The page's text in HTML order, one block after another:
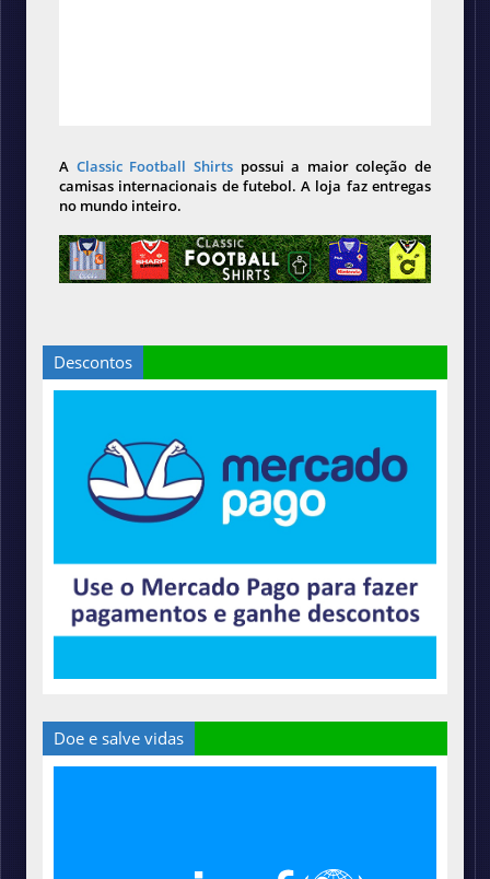
A Classic Football Shirts possui a maior coleção de
camisas internacionais de futebol. A loja faz entregas
no mundo inteiro.
Descontos
Doe e salve vidas